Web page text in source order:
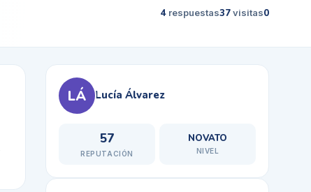
4 respuestas37visitas0
LÁ Lucía Álvarez
57
REPUTACIÓN
NOVATO
NIVEL